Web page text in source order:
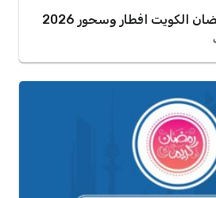
افطار وسحور 2026